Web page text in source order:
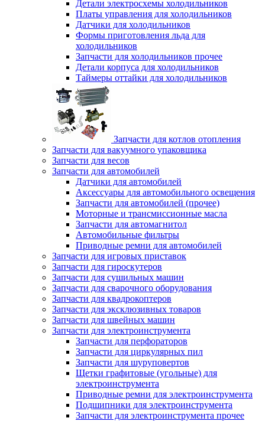
Детали электросхемы холодильников
Платы управления для холодильников
Датчики для холодильников
Формы приготовления льда для
холодильников
Запчасти для холодильников прочее
Детали корпуса для холодильников
Таймеры оттайки для холодильников
Запчасти для котлов отопления
Запчасти для вакуумного упаковщика
Запчасти для весов
Запчасти для автомобилей
Датчики для автомобилей
Аксессуары для автомобильного освещения
Запчасти для автомобилей (прочее)
Моторные и трансмиссионные масла
Запчасти для автомагнитол
Автомобильные фильтры
Приводные ремни для автомобилей
Запчасти для игровых приставок
Запчасти для гироскутеров
Запчасти для сушильных машин
Запчасти для сварочного оборудования
Запчасти для квадрокоптеров
Запчасти для эксклюзивных товаров
Запчасти для швейных машин
Запчасти для электроинструмента
Запчасти для перфораторов
Запчасти для циркулярных пил
Запчасти для шуруповертов
Щетки графитовые (угольные) для
электроинструмента
Приводные ремни для электроинструмента
Подшипники для электроинструмента
Запчасти для электроинструмента прочее